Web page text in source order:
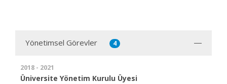
Yönetimsel Görevler 4
2018 - 2021
Üniversite Yönetim Kurulu Üyesi